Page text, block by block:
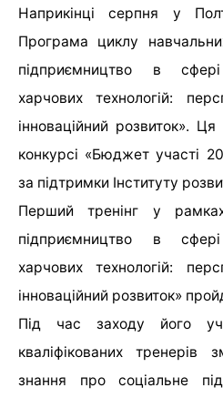
Наприкінці серпня у
Програма циклу
підприємництво в
харчових технологій:
інноваційний розвиток».
конкурсі «Бюджет участі
за підтримки Інституту
Перший тренінг у
підприємництво в
харчових технологій:
інноваційний розвиток»
Під час заходу його
кваліфікованих тренерів
знання про соціальне